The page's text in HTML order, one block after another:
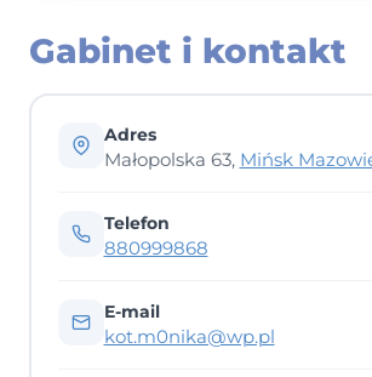
Gabinet i kontakt
Adres
Małopolska 63, Mińsk
Telefon
880999868
E-mail
kot.m0nika@wp.pl